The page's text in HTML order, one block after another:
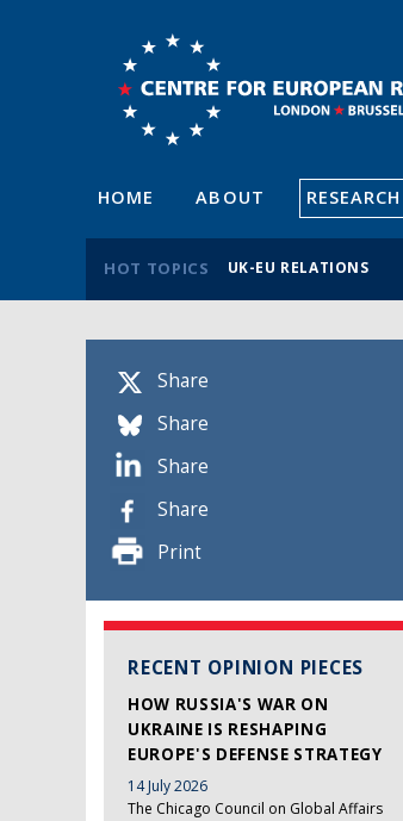
HOME ABOUT RESEARCH
HOT TOPICS UK-EU RELATIONS
Share
Share
Share
Share
Print
RECENT OPINION PIECES
HOW RUSSIA'S WAR ON
UKRAINE IS RESHAPING
EUROPE'S DEFENSE STRATEGY
14 July 2026
The Chicago Council on Global Affairs